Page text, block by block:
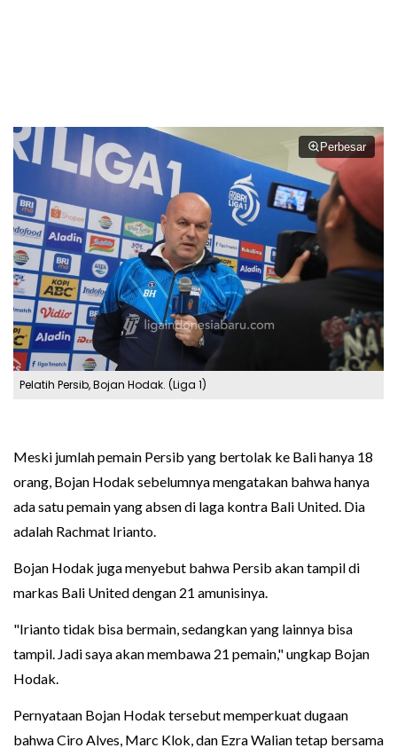
Perbesar
Pelatih Persib, Bojan Hodak. (Liga 1)
Meski jumlah pemain Persib yang bertolak ke Bali hanya 18
orang, Bojan Hodak sebelumnya mengatakan bahwa hanya
ada satu pemain yang absen di laga kontra Bali United. Dia
adalah Rachmat Irianto.
Bojan Hodak juga menyebut bahwa Persib akan tampil di
markas Bali United dengan 21 amunisinya.
"Irianto tidak bisa bermain, sedangkan yang lainnya bisa
tampil. Jadi saya akan membawa 21 pemain," ungkap Bojan
Hodak.
Pernyataan Bojan Hodak tersebut memperkuat dugaan
bahwa Ciro Alves, Marc Klok, dan Ezra Walian tetap bersama